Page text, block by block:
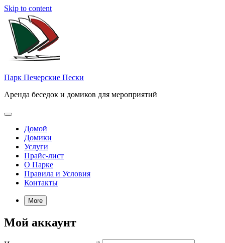
Skip to content
Парк Печерские Пески
Аренда беседок и домиков для мероприятий
Домой
Домики
Услуги
Прайс-лист
О Парке
Правила и Условия
Контакты
More
Мой аккаунт